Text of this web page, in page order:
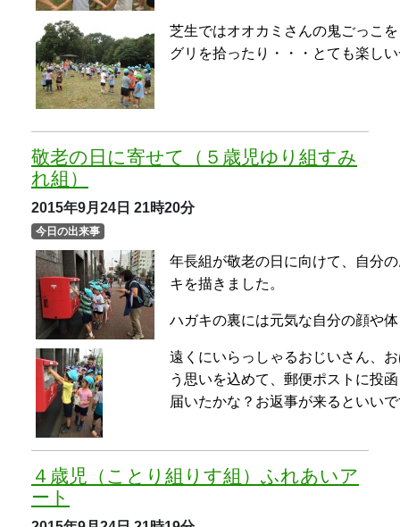
ハガキの裏には元気な自分の顔や
４歳児（ことり組りす組）ふれあいア
ート
2015年9月24日21時19分
今日の出来事
体奏家の先生を招いて『ふれあい
体を自由自在に動かして表現する
最後に風を感じるパフォーマンス
秋の森の風を存分に感じることが